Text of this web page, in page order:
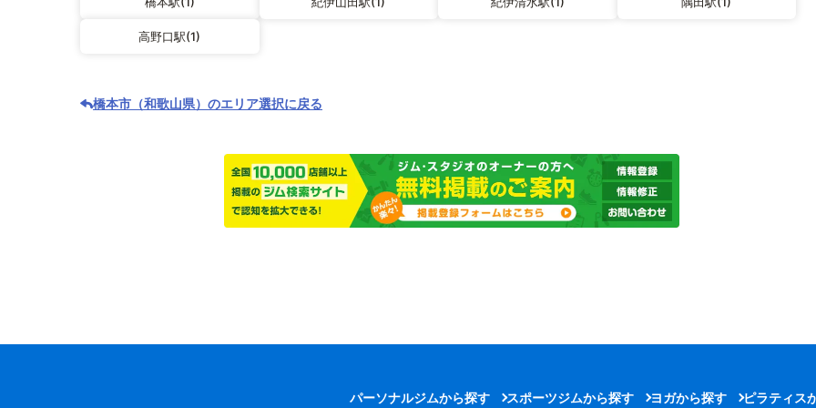
高野口駅(1)
橋本市（和歌山県）のエリア選択に戻る
パーソナルジムから探す スポーツジムから探す ヨガから探す ピラティス